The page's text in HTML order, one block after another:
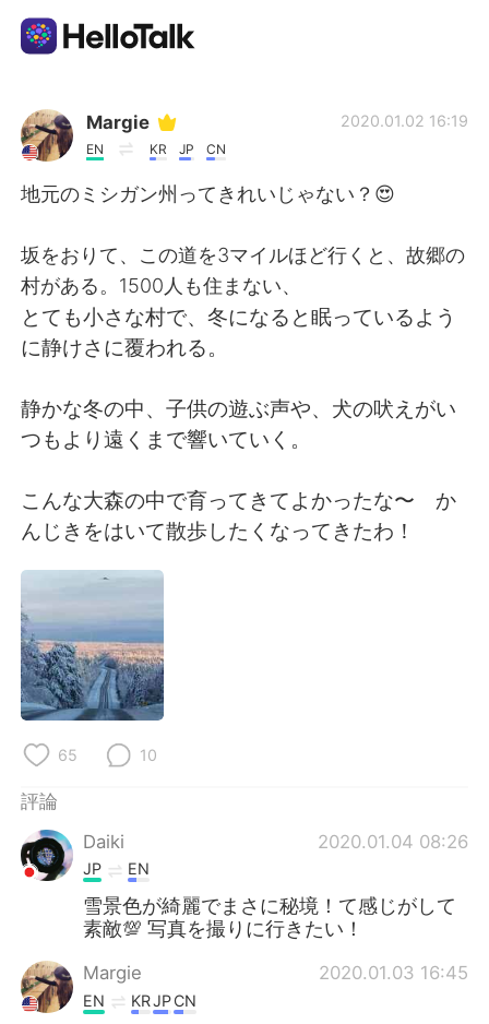
語言交換應用
AI Grammar Checker
English 简体中文
Français Deutsch
日本語 한국어
Türkçe
Português
Margie
EN KR JP CN
2020.01.02 16:19
地元のミシガン州ってきれいじゃない？😍
坂をおりて、この道を3マイルほど行くと、故郷の
村がある。1500人も住まない、
とても小さな村で、冬になると眠っているよう
に静けさに覆われる。
静かな冬の中、子供の遊ぶ声や、犬の吠えがい
つもより遠くまで響いていく。
こんな大森の中で育ってきてよかったな〜 か
んじきをはいて散歩したくなってきたわ！
65 10
評論
Daiki
2020.01.04 08:26
JP EN
雪景色が綺麗でまさに秘境！て感じがして
素敵💯 写真を撮りに行きたい！
Margie 2020.01.03 16:45
EN KRJPCN